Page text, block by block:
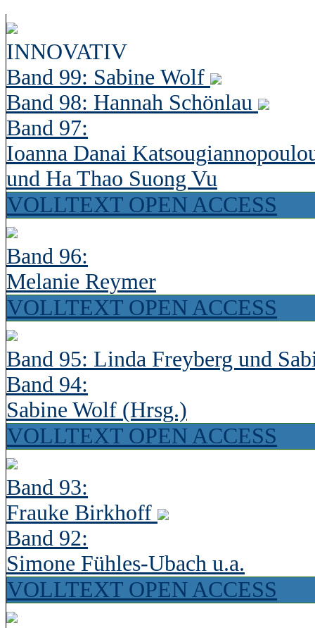
INNOVATIV
Band 99: Sabine Wolf
Band 98: Hannah Schönlau
Band 97:
Ioanna Danai
und Ha Thao Suong Vu
VOLLTEXT OPEN ACCESS
Band 96:
Melanie Reymer
VOLLTEXT OPEN ACCESS
Band 95: Linda Freyberg und
Band 94:
Sabine Wolf (Hrsg.)
VOLLTEXT OPEN ACCESS
Band 93:
Frauke Birkhoff
Band 92:
Simone Fühles-Ubach u.a.
VOLLTEXT OPEN ACCESS